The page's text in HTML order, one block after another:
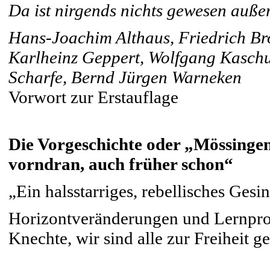
Da ist nirgends nichts gewesen
Hans-Joachim Althaus, Friedrich
Karlheinz Geppert, Wolfgang
Scharfe, Bernd Jürgen Warneken
Vorwort zur Erstauflage
Die Vorgeschichte oder
vorndran, auch früher schon“
„Ein halsstarriges, rebellisches
Horizontveränderungen und
Knechte, wir sind alle zur Freiheit